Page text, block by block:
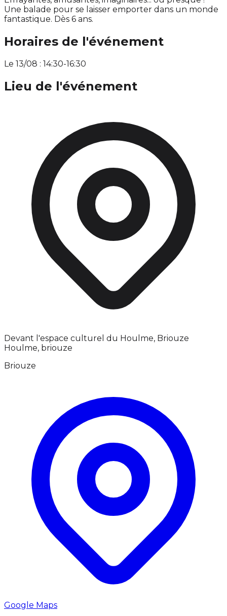
Une balade pour se laisser emporter dans un monde
fantastique. Dès 6 ans.
Horaires de l'événement
Le 13/08 : 14:30-16:30
Lieu de l'événement
Devant l'espace culturel du Houlme, Briouze
Houlme, briouze
Briouze
Google Maps